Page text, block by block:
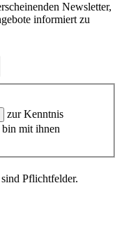
Newsletter,
informiert zu
zur Kenntnis
bin mit ihnen
Pflichtfelder.